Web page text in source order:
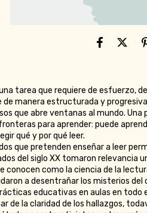
tarea que requiere de esfuerzo,
de manera estructurada y
que abre ventanas al mundo. Una
para aprender: puede
qué y por qué leer.
que pretenden enseñar a leer
del siglo XX tomaron relevancia
conocen como la ciencia de la
a desentrañar los misterios del
educativas en aulas en todo
de la claridad de los hallazgos,